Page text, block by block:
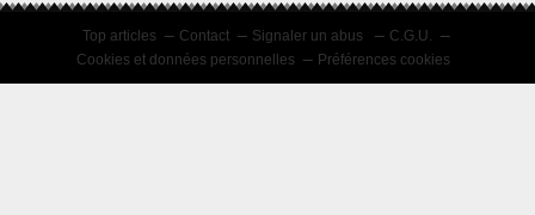
Top articles Contact Signaler un abus
C.G.U.
Cookies et données personnelles
Préférences cookies